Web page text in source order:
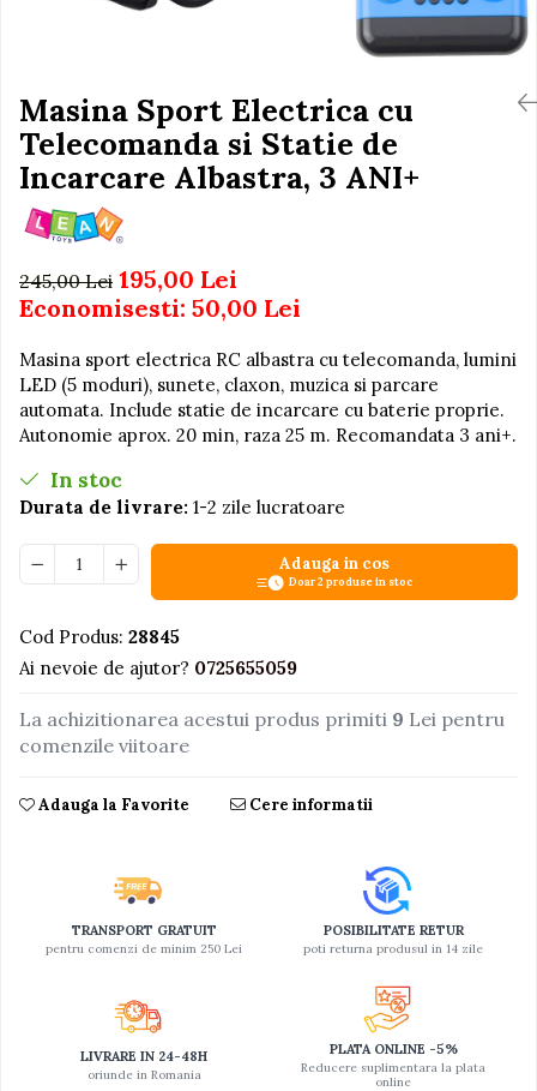
Caluti balansoar
Interactive, educative si
muzicale
Ateliere si unelte
Blocuri de constructie
Covorase de dans
Creative
De plus
Electrocasnice si bucatarii
Jocuri de indemanare
Jucarii educative din lemn
Muzica si instrumente
Plastilina
Proiectoare
Saltelute si centre de activitati
Seturi de rufe
Trenulete
Vehicule de constructii
Perioada Sarcinii
Pompe de san
Sisteme De Purtare
Masina Sport Electrica cu
Telecomanda si Statie de
Incarcare Albastra, 3 ANI+
245,00 Lei 195,00 Lei
Economisesti: 50,00 Lei
Masina sport electrica RC albastra cu telecomanda, lumini
LED (5 moduri), sunete, claxon, muzica si parcare
automata. Include statie de incarcare cu baterie proprie.
Autonomie aprox. 20 min, raza 25 m. Recomandata 3 ani+.
In stoc
Durata de livrare: 1-2 zile lucratoare
Adauga in cos
Doar 2 produse in stoc
Cod Produs: 28845
Ai nevoie de ajutor? 0725655059
La achizitionarea acestui produs primiti 9 Lei pentru
comenzile viitoare
Adauga la Favorite Cere informatii
TRANSPORT GRATUIT
pentru comenzi de minim 250 Lei
POSIBILITATE RETUR
poti returna produsul in 14 zile
LIVRARE IN 24-48H
oriunde in Romania
PLATA ONLINE -5%
Reducere suplimentara la plata
online